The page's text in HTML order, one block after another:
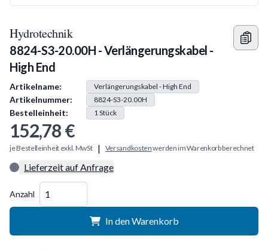
Hydrotechnik
8824-S3-20.00H - Verlängerungskabel -
High End
Produkt Information
Artikelname: Verlängerungskabel - High End
Artikelnummer: 8824-S3-20.00H
Bestelleinheit: 1Stück
152,78 €
je Bestelleinheit exkl. MwSt | Versandkostenwerden im Warenkorb berechnet
Lieferzeit auf Anfrage
Anzahl
In den Warenkorb